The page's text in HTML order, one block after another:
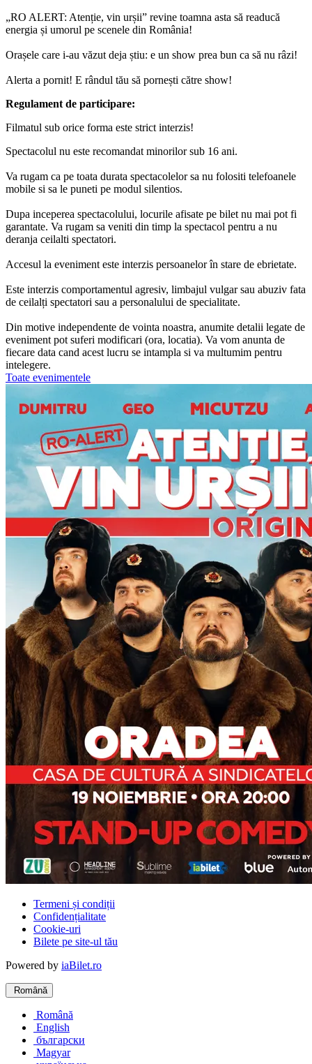
„RO ALERT: Atenție, vin urșii” revine toamna asta să readucă
energia și umorul pe scenele din România!
Orașele care i-au văzut deja știu: e un show prea bun ca să nu râzi!
Alerta a pornit! E rândul tău să pornești către show!
Regulament de participare:
Filmatul sub orice forma este strict interzis!
Spectacolul nu este recomandat minorilor sub 16 ani.
Va rugam ca pe toata durata spectacolelor sa nu folositi telefoanele
mobile si sa le puneti pe modul silentios.
Dupa inceperea spectacolului, locurile afisate pe bilet nu mai pot fi
garantate. Va rugam sa veniti din timp la spectacol pentru a nu
deranja ceilalti spectatori.
Accesul la eveniment este interzis persoanelor în stare de ebrietate.
Este interzis comportamentul agresiv, limbajul vulgar sau abuziv fata
de ceilalți spectatori sau a personalului de specialitate.
Din motive independente de vointa noastra, anumite detalii legate de
eveniment pot suferi modificari (ora, locatia). Va vom anunta de
fiecare data cand acest lucru se intampla si va multumim pentru
intelegere.
Toate evenimentele
Termeni și condiții
Confidențialitate
Cookie-uri
Bilete pe site-ul tău
Powered by iaBilet.ro
Română
Română
English
български
Magyar